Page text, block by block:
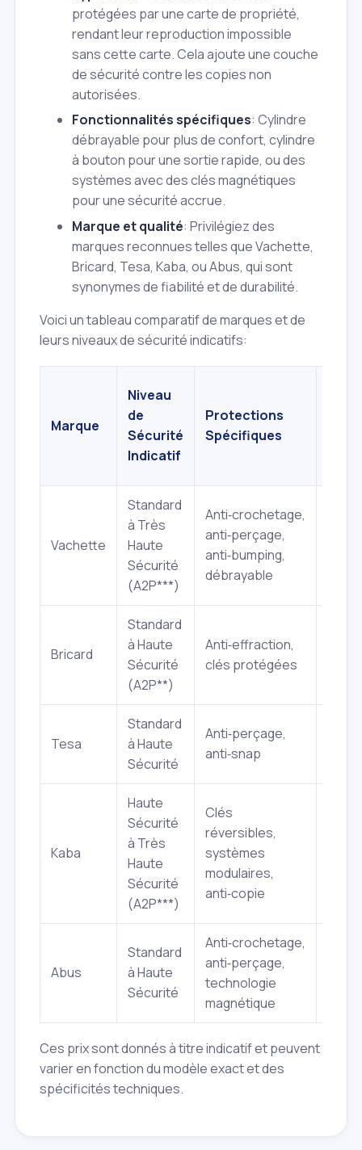
protégées par une carte de propriété,
rendant leur reproduction impossible
sans cette carte. Cela ajoute une couche
de sécurité contre les copies non
autorisées.
Fonctionnalités spécifiques: Cylindre
débrayable pour plus de confort, cylindre
à bouton pour une sortie rapide, ou des
systèmes avec des clés magnétiques
pour une sécurité accrue.
Marque et qualité: Privilégiez des
marques reconnues telles que Vachette,
Bricard, Tesa, Kaba, ou Abus, qui sont
synonymes de fiabilité et de durabilité.
Voici un tableau comparatif de marques et de
leurs niveaux de sécurité indicatifs:
Marque
Niveau
de
Sécurité
Indicatif
Protections
Spécifiques
Vachette
Standard
à Très
Haute
Sécurité
(A2P***)
Anti‑crochetage,
anti‑perçage,
anti‑bumping,
débrayable
Bricard
Standard
à Haute
Sécurité
(A2P**)
Anti‑effraction,
clés protégées
Tesa
Standard
à Haute
Sécurité
Anti‑perçage,
anti‑snap
Kaba
Haute
Sécurité
à Très
Haute
Sécurité
(A2P***)
Clés
réversibles,
systèmes
modulaires,
anti‑copie
Abus
Standard
à Haute
Sécurité
Anti‑crochetage,
anti‑perçage,
technologie
magnétique
Ces prix sont donnés à titre indicatif et peuvent
varier en fonction du modèle exact et des
spécificités techniques.